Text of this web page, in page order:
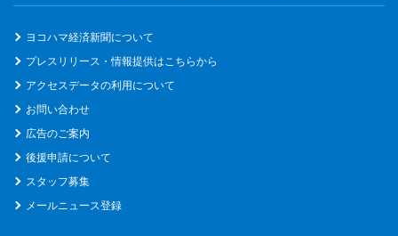
ヨコハマ経済新聞について
プレスリリース・情報提供はこちらから
アクセスデータの利用について
お問い合わせ
広告のご案内
後援申請について
スタッフ募集
メールニュース登録